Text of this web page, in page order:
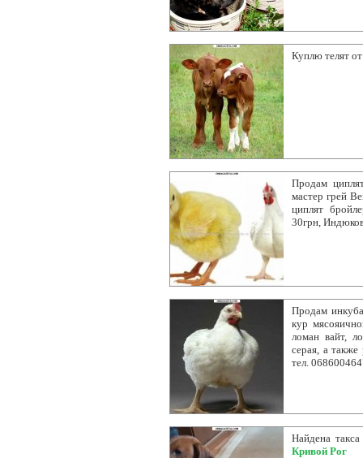
Куплю телят
Продам
мастер грей
циплят
30грн,
Продам
кур
ломан вайт,
серая, а
тел.
Найдена
Кривой Рог